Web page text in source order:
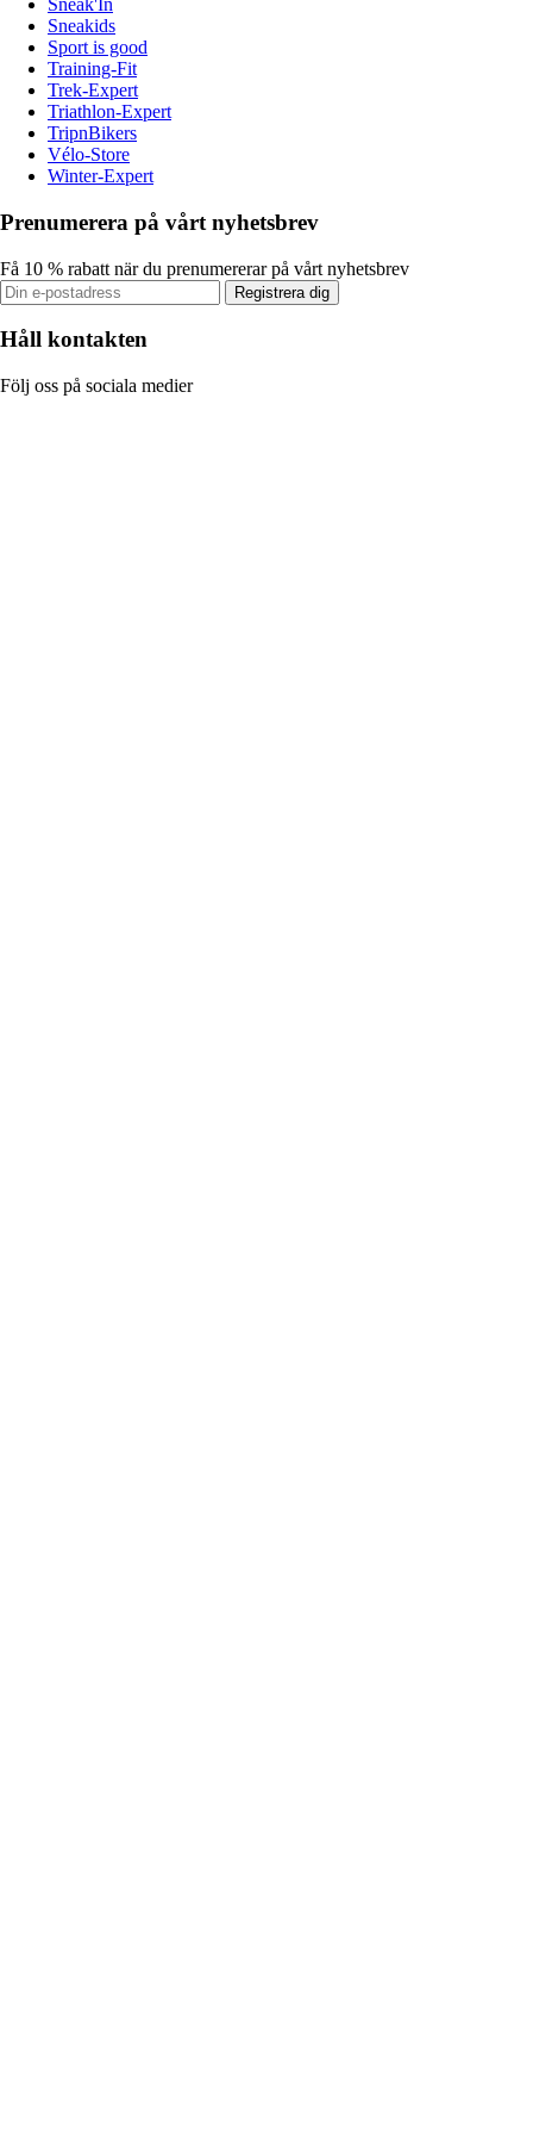
Sneak'In
Sneakids
Sport is good
Training-Fit
Trek-Expert
Triathlon-Expert
TripnBikers
Vélo-Store
Winter-Expert
Prenumerera på vårt nyhetsbrev
Få 10 % rabatt när du prenumererar på vårt nyhetsbrev
Registrera dig
Håll kontakten
Följ oss på sociala medier